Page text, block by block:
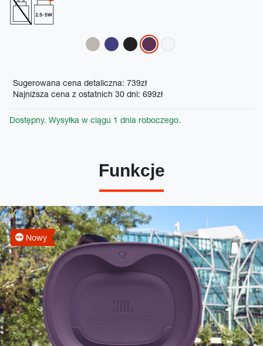
Promotions
Sugerowana cena detaliczna: 739zł
Najniższa cena z ostatnich 30 dni: 699zł
Dostępny. Wysyłka w ciągu 1 dnia roboczego.
2.5-5W
Nowy
Funkcje